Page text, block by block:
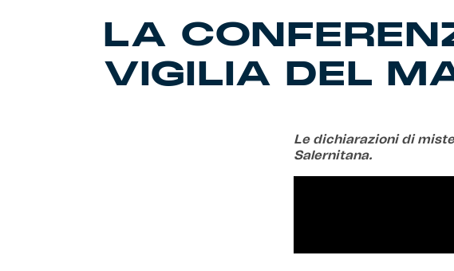
LA
VIGILIA DEL
Le dichiarazioni di
Salernitana.